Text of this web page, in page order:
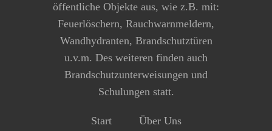
öffentliche Objekte aus, wie z.B. mit:
Feuerlöschern, Rauchwarnmeldern,
Wandhydranten, Brandschutztüren
u.v.m. Des weiteren finden auch
Brandschutzunterweisungen und
Schulungen statt.
Start
Über Uns